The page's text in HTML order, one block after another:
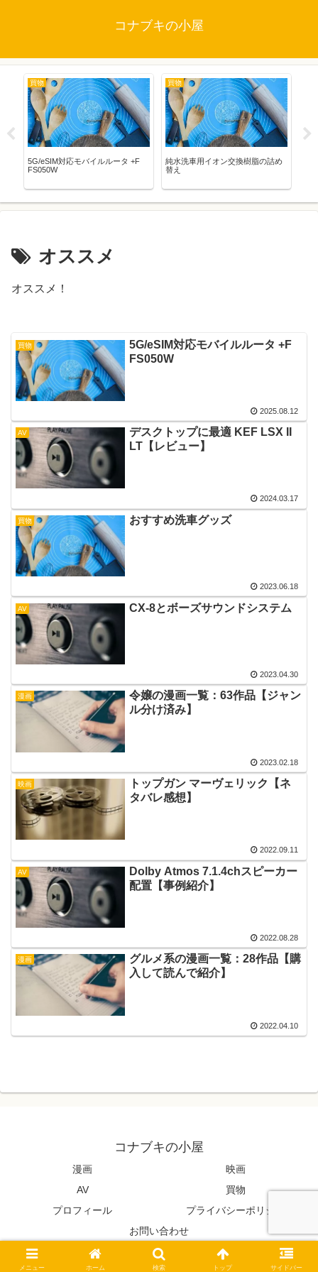
コナブキの小屋
買物
5G/eSIM対応モバイルルータ +F
FS050W
買物
純水洗車用イオン交換樹脂の詰め
替え
オススメ
オススメ！
買物
5G/eSIM対応モバイルルータ +F
FS050W
2025.08.12
AV
デスクトップに最適 KEF LSX II
LT【レビュー】
2024.03.17
買物 おすすめ洗車グッズ
2023.06.18
AV CX-8とボーズサウンドシステム
2023.04.30
漫画
令嬢の漫画一覧：63作品【ジャン
ル分け済み】
2023.02.18
映画
トップガン マーヴェリック【ネ
タバレ感想】
2022.09.11
AV
Dolby Atmos 7.1.4chスピーカー
配置【事例紹介】
2022.08.28
漫画
グルメ系の漫画一覧：28作品【購
入して読んで紹介】
2022.04.10
コナブキの小屋
漫画
映画
AV
買物
プロフィール
プライバシーポリシー
お問い合わせ
© 2022 コナブキの小屋.
メニュー ホーム 検索 トップ サイドバー